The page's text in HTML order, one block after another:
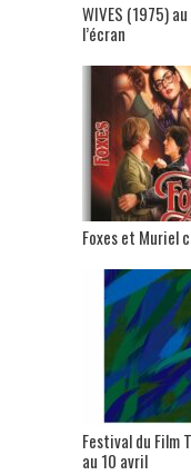
WIVES (1975)
l’écran
Foxes et Muriel
Festival du Film
au 10 avril